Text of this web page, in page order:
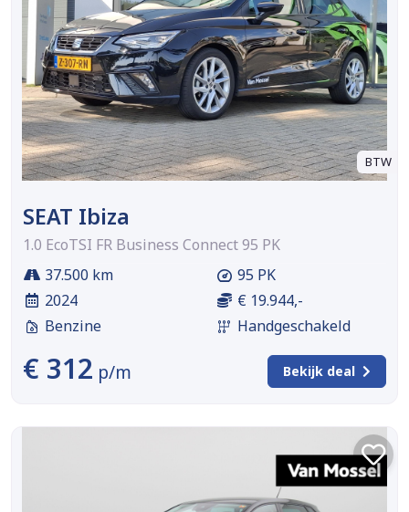
BTW
SEAT Ibiza
1.0 EcoTSI FR Business Connect 95 PK
37.500 km
2024
Benzine
95 PK
€ 19.944,-
Handgeschakeld
€ 312 p/m Bekijk deal